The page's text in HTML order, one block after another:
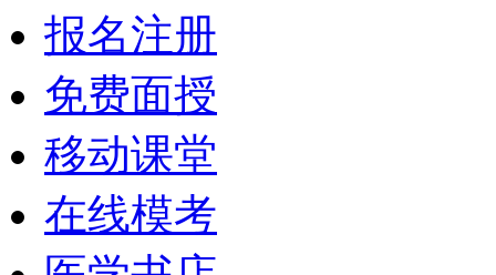
报名注册
免费面授
移动课堂
在线模考